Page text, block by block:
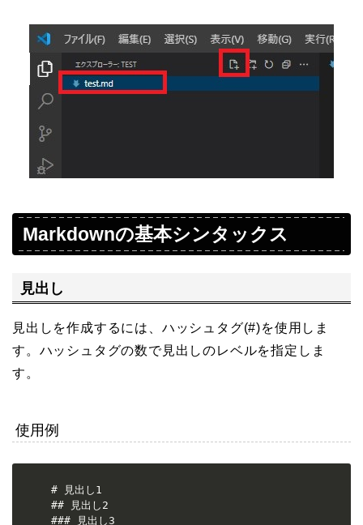
Markdownの基本シンタックス
見出し
見出しを作成するには、ハッシュタグ(#)を使用しま
す。ハッシュタグの数で見出しのレベルを指定しま
す。
使用例
# 見出し1
## 見出し2
### 見出し3